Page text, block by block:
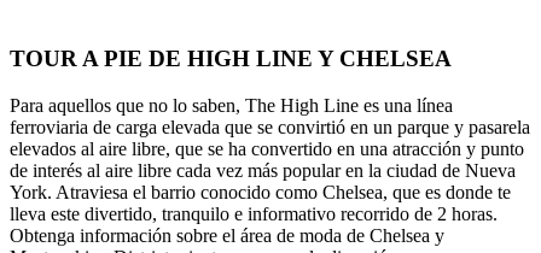
TOUR A PIE DE HIGH LINE Y CHELSEA
Para aquellos que no lo saben, The High Line es una línea
ferroviaria de carga elevada que se convirtió en un parque y pasarela
elevados al aire libre, que se ha convertido en una atracción y punto
de interés al aire libre cada vez más popular en la ciudad de Nueva
York. Atraviesa el barrio conocido como Chelsea, que es donde te
lleva este divertido, tranquilo e informativo recorrido de 2 horas.
Obtenga información sobre el área de moda de Chelsea y